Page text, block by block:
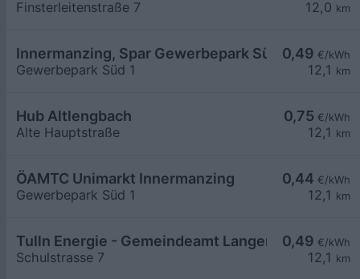
12,0 km
Finsterleitenstraße 7
0,49 €/kWh
12,1 km
Innermanzing, Spar Gewerbepark Süd
Gewerbepark Süd 1
0,75 €/kWh
12,1 km
Hub Altlengbach
Alte Hauptstraße
0,44 €/kWh
12,1 km
ÖAMTC Unimarkt Innermanzing
Gewerbepark Süd 1
0,49 €/kWh
12,1 km
Tulln Energie - Gemeindeamt Langenrohr 1
Schulstrasse 7